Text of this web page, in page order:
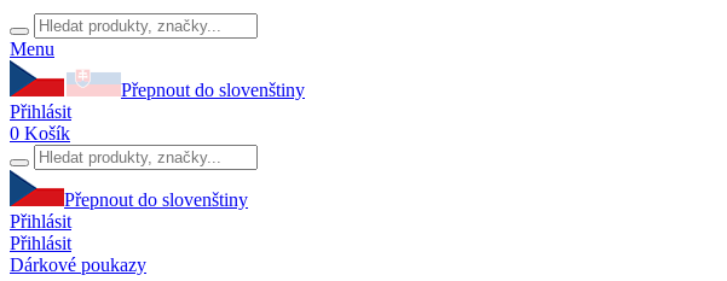
Menu
Přepnout do slovenštiny
Přihlásit
0 Košík
Přepnout do slovenštiny
Přihlásit
Přihlásit
Dárkové poukazy